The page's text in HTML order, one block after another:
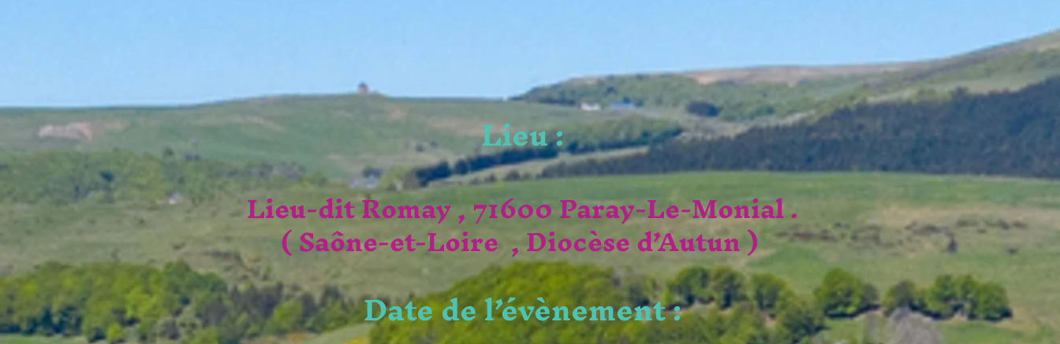
Lieu :
Lieu-dit Romay , 71600 Paray-Le-Monial .
( Saône-et-Loire , Diocèse d’Autun )
Date de l’évènement :